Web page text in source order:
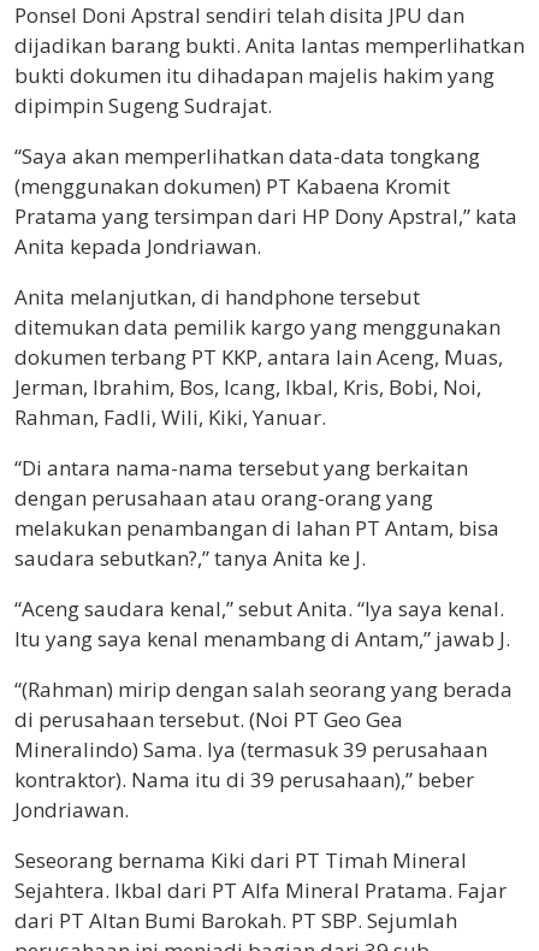
Ponsel Doni Apstral sendiri telah disita JPU dan
dijadikan barang bukti. Anita lantas memperlihatkan
bukti dokumen itu dihadapan majelis hakim yang
dipimpin Sugeng Sudrajat.
“Saya akan memperlihatkan data-data tongkang
(menggunakan dokumen) PT Kabaena Kromit
Pratama yang tersimpan dari HP Dony Apstral,” kata
Anita kepada Jondriawan.
Anita melanjutkan, di handphone tersebut
ditemukan data pemilik kargo yang menggunakan
dokumen terbang PT KKP, antara lain Aceng, Muas,
Jerman, Ibrahim, Bos, Icang, Ikbal, Kris, Bobi, Noi,
Rahman, Fadli, Wili, Kiki, Yanuar.
“Di antara nama-nama tersebut yang berkaitan
dengan perusahaan atau orang-orang yang
melakukan penambangan di lahan PT Antam, bisa
saudara sebutkan?,” tanya Anita ke J.
“Aceng saudara kenal,” sebut Anita. “Iya saya kenal.
Itu yang saya kenal menambang di Antam,” jawab J.
“(Rahman) mirip dengan salah seorang yang berada
di perusahaan tersebut. (Noi PT Geo Gea
Mineralindo) Sama. Iya (termasuk 39 perusahaan
kontraktor). Nama itu di 39 perusahaan),” beber
Jondriawan.
Seseorang bernama Kiki dari PT Timah Mineral
Sejahtera. Ikbal dari PT Alfa Mineral Pratama. Fajar
dari PT Altan Bumi Barokah. PT SBP. Sejumlah